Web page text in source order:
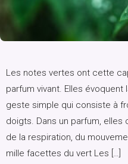
Les notes vertes ont cette
parfum vivant. Elles évoquent
geste simple qui consiste à
doigts. Dans un parfum, elles
de la respiration, du
mille facettes du vert Les […]